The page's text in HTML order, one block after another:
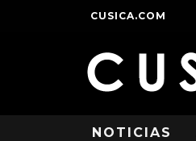
CUSICA.COM
NOTICIAS